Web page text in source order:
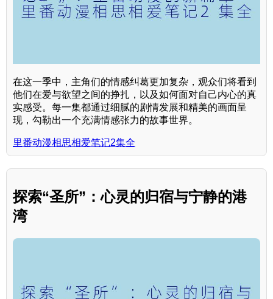
在这一季中，主角们的情感纠葛更加复杂，观众们将看到
他们在爱与欲望之间的挣扎，以及如何面对自己内心的真
实感受。每一集都通过细腻的剧情发展和精美的画面呈
现，勾勒出一个充满情感张力的故事世界。
里番动漫相思相爱笔记2集全
探索“圣所”：心灵的归宿与宁静的港
湾